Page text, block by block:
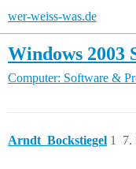
wer-weiss-was.de
Windows 2003
Computer: Software &
Arndt_Bockstiegel 7.
1